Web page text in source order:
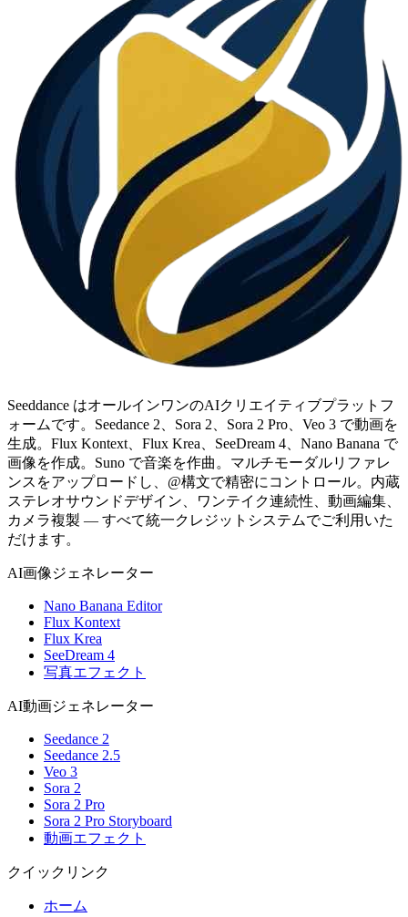
Seeddance はオールインワンのAIクリエイティブプラットフ
ォームです。Seedance 2、Sora 2、Sora 2 Pro、Veo 3 で動画を
生成。Flux Kontext、Flux Krea、SeeDream 4、Nano Banana で
画像を作成。Suno で音楽を作曲。マルチモーダルリファレ
ンスをアップロードし、@構文で精密にコントロール。内蔵
ステレオサウンドデザイン、ワンテイク連続性、動画編集、
カメラ複製 — すべて統一クレジットシステムでご利用いた
だけます。
AI画像ジェネレーター
Nano Banana Editor
Flux Kontext
Flux Krea
SeeDream 4
写真エフェクト
AI動画ジェネレーター
Seedance 2
Seedance 2.5
Veo 3
Sora 2
Sora 2 Pro
Sora 2 Pro Storyboard
動画エフェクト
クイックリンク
ホーム